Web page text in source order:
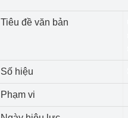
Lãnh đạo Bộ
Cơ cấu tổ chức
Tiêu đề văn bản
Số hiệu
Phạm vi